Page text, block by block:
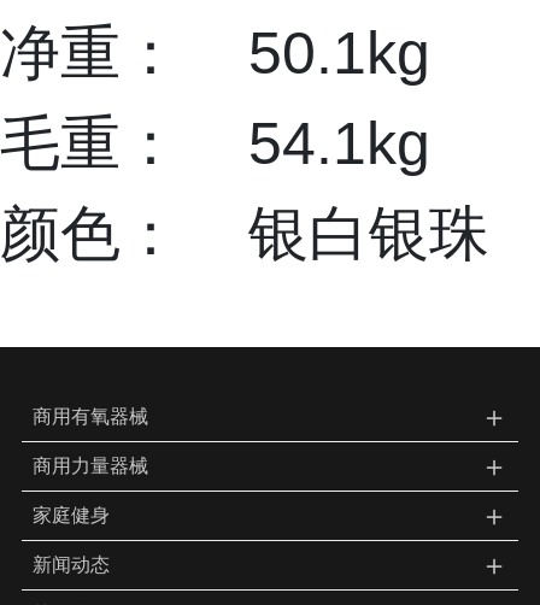
净重： 50.1kg
毛重： 54.1kg
颜色： 银白银珠
商用有氧器械 ＋
商用力量器械 ＋
家庭健身 ＋
新闻动态 ＋